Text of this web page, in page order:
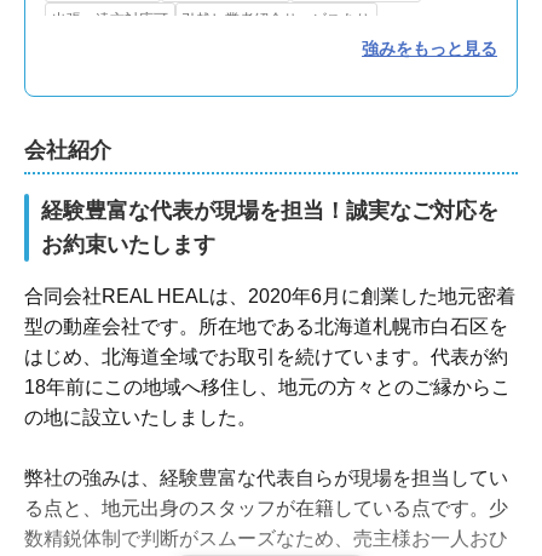
出張・遠方対応可
引越し業者紹介サービスあり
強みをもっと見る
会社紹介
経験豊富な代表が現場を担当！誠実なご対応を
お約束いたします
合同会社REAL HEALは、2020年6月に創業した地元密着
型の動産会社です。所在地である北海道札幌市白石区を
はじめ、北海道全域でお取引を続けています。代表が約
18年前にこの地域へ移住し、地元の方々とのご縁からこ
の地に設立いたしました。
弊社の強みは、経験豊富な代表自らが現場を担当してい
る点と、地元出身のスタッフが在籍している点です。少
数精鋭体制で判断がスムーズなため、売主様お一人おひ